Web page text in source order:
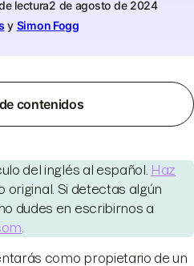
lectura2 de agosto de 2024
y Simon Fogg
contenidos
del inglés al español. Haz
original. Si detectas algún
dudes en escribirnos a
como propietario de un